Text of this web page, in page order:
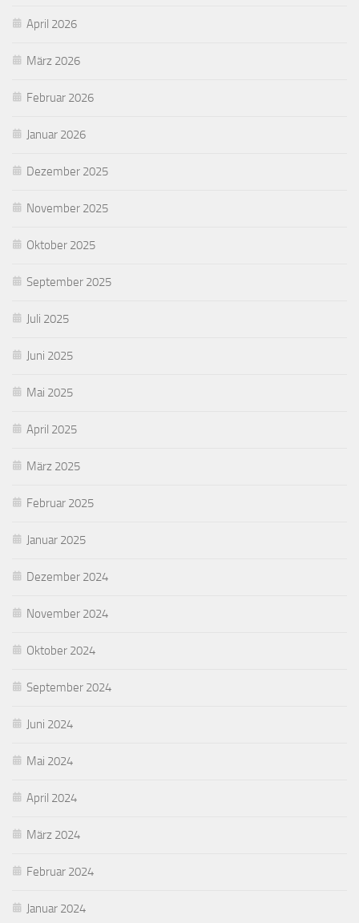
April 2026
März 2026
Februar 2026
Januar 2026
Dezember 2025
November 2025
Oktober 2025
September 2025
Juli 2025
Juni 2025
Mai 2025
April 2025
März 2025
Februar 2025
Januar 2025
Dezember 2024
November 2024
Oktober 2024
September 2024
Juni 2024
Mai 2024
April 2024
März 2024
Februar 2024
Januar 2024